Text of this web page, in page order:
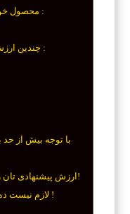
محصول خود را بشناسید و به آن عشق بورزید :
چندین ارزش پیشنهادی برای خودتان خلق کنید :
۲_ ارزش پیشنهادی تان را با توجه به شرایط تغییر دهید!
۳_ لازم نیست ده ارزش پیشنهادی داشته باشید !